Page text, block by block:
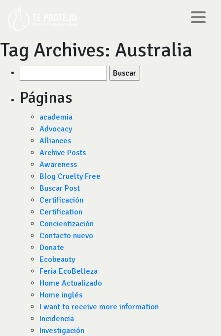
Tag Archives: Australia
por:
Páginas
academia
Advocacy
Alliances
Archive Posts
Awareness
Blog Cruelty Free
Buscar Post
Certificación
Certification
Concientización
Contacto nuevo
Donate
Ecobeauty
Feria EcoBelleza
Home Actualizado
Home inglés
I want to receive more information
Incidencia
Investigación